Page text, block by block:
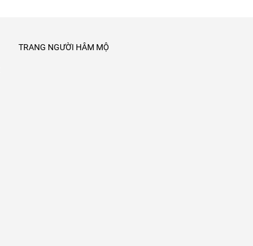
TRANG NGƯỜI HÂM MỘ